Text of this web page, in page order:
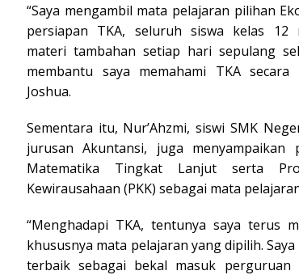
“Saya mengambil mata pelajaran pilihan
persiapan TKA, seluruh siswa kelas 12
materi tambahan setiap hari sepulang
membantu saya memahami TKA secara
Joshua.
Sementara itu, Nur’Ahzmi, siswi SMK
jurusan Akuntansi, juga menyampaikan
Matematika Tingkat Lanjut serta
Kewirausahaan (PKK) sebagai mata
“Menghadapi TKA, tentunya saya terus
khususnya mata pelajaran yang dipilih.
terbaik sebagai bekal masuk perguruan